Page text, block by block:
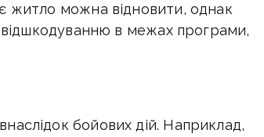
житло можна відновити, однак
відшкодуванню в межах програми,
бойових дій. Наприклад,